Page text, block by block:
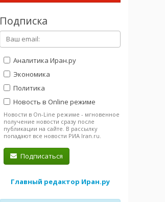
Подписка
Аналитика Иран.ру
Экономика
Политика
Новость в Online режиме
Новости в On-Line режиме - мгновенное
получение новости сразу после
публикации на сайте. В рассылку
попадают все новости РИА Iran.ru.
Подписаться
Главный редактор Иран.ру